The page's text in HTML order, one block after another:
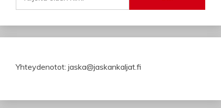
Yhteydenotot: jaska@jaskankaljat.fi